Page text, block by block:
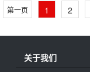
第一页 1 2
关于我们